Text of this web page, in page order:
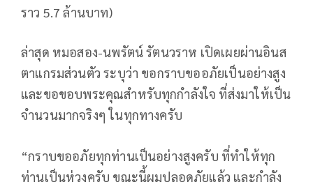
ราว 5.7 ล้านบาท)
ล่าสุด หมอสอง-นพรัตน์ รัตนวราห เปิดเผยผ่านอินส
ตาแกรมส่วนตัว ระบุว่า ขอกราบขออภัยเป็นอย่างสูง
และขอขอบพระคุณสำหรับทุกกำลังใจ ที่ส่งมาให้เป็น
จำนวนมากจริงๆ ในทุกทางครับ
“กราบขออภัยทุกท่านเป็นอย่างสูงครับ ที่ทำให้ทุก
ท่านเป็นห่วงครับ ขณะนี้ผมปลอดภัยแล้ว และกำลัง